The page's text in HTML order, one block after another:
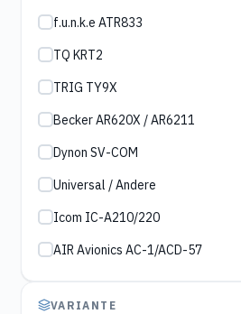
f.u.n.k.e ATR833
TQ KRT2
TRIG TY9X
Becker AR620X / AR6211
Dynon SV-COM
Universal / Andere
Icom IC-A210/220
AIR Avionics AC-1/ACD-57
VARIANTE